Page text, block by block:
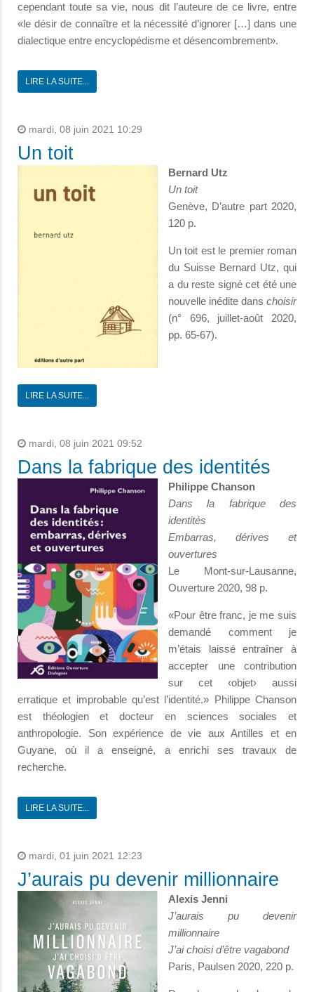
cependant toute sa vie, nous dit l’auteure de ce livre, entre
«le désir de connaître et la nécessité d’ignorer […] dans une
dialectique entre encyclopédisme et désencombrement».
LIRE LA SUITE...
mardi, 08 juin 2021 10:29
Un toit
Bernard Utz
Un toit
Genève, D’autre part 2020,
120 p.
Un toit est le premier roman
du Suisse Bernard Utz, qui
a du reste signé cet été une
nouvelle inédite dans choisir
(n° 696, juillet-août 2020,
pp. 65-67).
LIRE LA SUITE...
mardi, 08 juin 2021 09:52
Dans la fabrique des identités
Philippe Chanson
Dans la fabrique des
identités
Embarras, dérives et
ouvertures
Le Mont-sur-Lausanne,
Ouverture 2020, 98 p.
«Pour être franc, je me suis
demandé comment je
m’étais laissé entraîner à
accepter une contribution
sur cet ‹objet› aussi
erratique et improbable qu’est l’identité.» Philippe Chanson
est théologien et docteur en sciences sociales et
anthropologie. Son expérience de vie aux Antilles et en
Guyane, où il a enseigné, a enrichi ses travaux de
recherche.
LIRE LA SUITE...
mardi, 01 juin 2021 12:23
J’aurais pu devenir millionnaire
Alexis Jenni
J’aurais pu devenir
millionnaire
J’ai choisi d’être vagabond
Paris, Paulsen 2020, 220 p.